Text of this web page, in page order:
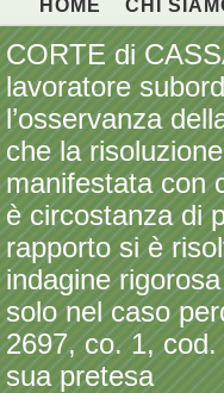
HOME CHI
CORTE di
lavoratore
l’osservanza
che la
manifestata con
è circostanza di
rapporto si è
indagine
solo nel caso
2697, co. 1,
sua pretesa